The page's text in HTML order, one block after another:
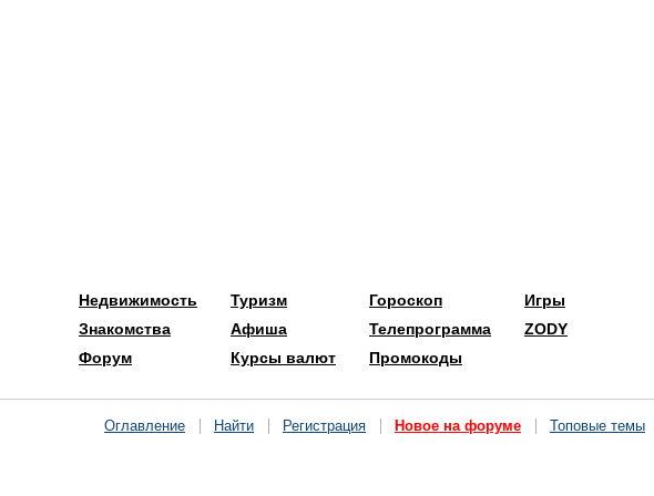
Недвижимость
Знакомства
Форум
Туризм
Афиша
Курсы валют
Гороскоп
Телепрограмма
Промокоды
Игры
ZODY
Оглавление Найти Регистрация Новое на форуме Топовые темы